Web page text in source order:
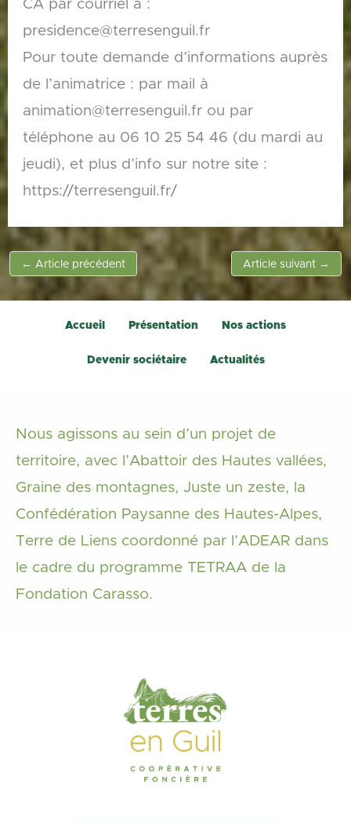
CA par courriel à :
presidence@terresenguil.fr
Pour toute demande d’informations auprès
de l’animatrice : par mail à
animation@terresenguil.fr ou par
téléphone au 06 10 25 54 46 (du mardi au
jeudi), et plus d’info sur notre site :
https://terresenguil.fr/
← Article précédent Article suivant →
Accueil Présentation Nos actions
Devenir sociétaire Actualités
Nous agissons au sein d’un projet de
territoire, avec l’Abattoir des Hautes vallées,
Graine des montagnes, Juste un zeste, la
Confédération Paysanne des Hautes-Alpes,
Terre de Liens coordonné par l’ADEAR dans
le cadre du programme TETRAA de la
Fondation Carasso.